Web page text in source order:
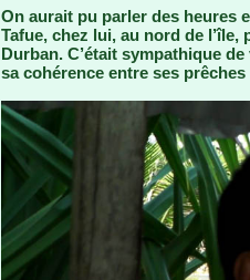
On aurait pu parler des heures
Tafue, chez lui, au nord de
Durban. C’était sympathique
sa cohérence entre ses prêches